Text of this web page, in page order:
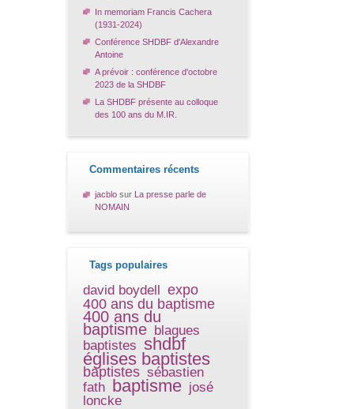
In memoriam Francis Cachera
(1931-2024)
Conférence SHDBF d'Alexandre
Antoine
A prévoir : conférence d'octobre
2023 de la SHDBF
La SHDBF présente au colloque
des 100 ans du M.IR.
Commentaires récents
jacblo sur La presse parle de
NOMAIN
Tags populaires
david boydell expo
400 ans du baptisme
400 ans du
baptisme blagues
baptistes shdbf
églises baptistes
baptistes sébastien
fath baptisme josé
loncke